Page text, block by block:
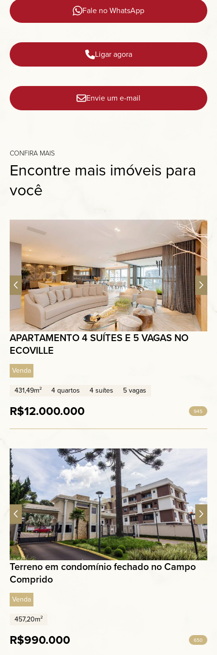
Fale no WhatsApp
Ligar agora
Envie um e-mail
CONFIRA MAIS
Encontre mais imóveis para
você
APARTAMENTO 4 SUÍTES E 5 VAGAS NO
ECOVILLE
Venda
431,49m²
4 quartos 4 suítes 5 vagas
R$12.000.000 945
Terreno em condomínio fechado no Campo
Comprido
Venda
457,20m²
R$990.000 650